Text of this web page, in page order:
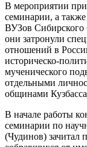
В мероприятии
семинарии, а
ВУЗов Сибирского
они затронули
отношений в
историческо-
мученического
отдельными
общинами
В начале работы
семинарии по
(Чудинов) зачитал